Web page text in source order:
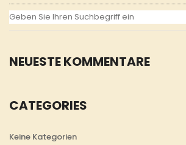
NEUESTE KOMMENTARE
CATEGORIES
Keine Kategorien